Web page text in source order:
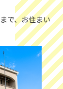
で、お住まい